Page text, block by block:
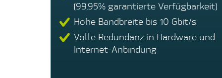
(99,95% garantierte Verfügbarkeit)
Hohe Bandbreite bis 10 Gbit/s
Volle Redundanz in Hardware und
Internet-Anbindung